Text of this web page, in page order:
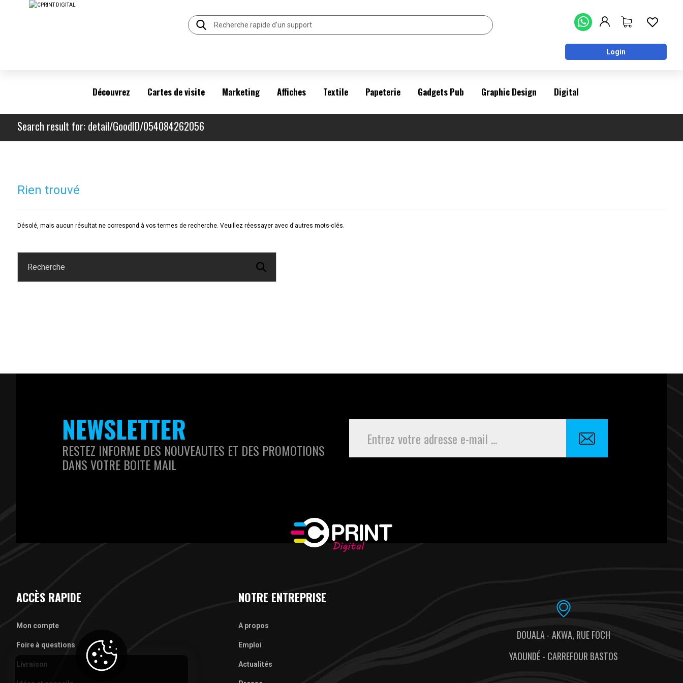
Login
Découvrez Cartes de visite Marketing Affiches Textile Papeterie Gadgets Pub Graphic Design Digital
Search result for: detail/GoodID/054084262056
Rien trouvé
Désolé, mais aucun résultat ne correspond à vos termes de recherche. Veuillez réessayer avec d'autres mots-clés.
NEWSLETTER
RESTEZ INFORME DES NOUVEAUTES ET DES PROMOTIONS
DANS VOTRE BOITE MAIL
ACCÈS RAPIDE
Mon compte
Foire à questions
Livraison
NOTRE ENTREPRISE
A propos
Emploi
Actualités
DOUALA - AKWA, RUE FOCH
YAOUNDÉ - CARREFOUR BASTOS